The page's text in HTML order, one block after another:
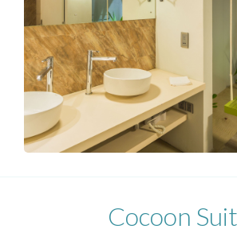
Cocoon